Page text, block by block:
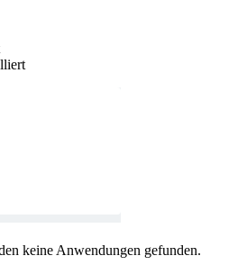
keine Anwendungen gefunden.